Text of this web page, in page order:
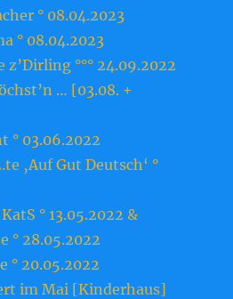
° 08.04.2023
° 08.04.2023
°°° 24.09.2022
… [03.08. +
° 03.06.2022
‚Auf Gut Deutsch‘ °
° 13.05.2022 &
° 28.05.2022
° 20.05.2022
im Mai [Kinderhaus]